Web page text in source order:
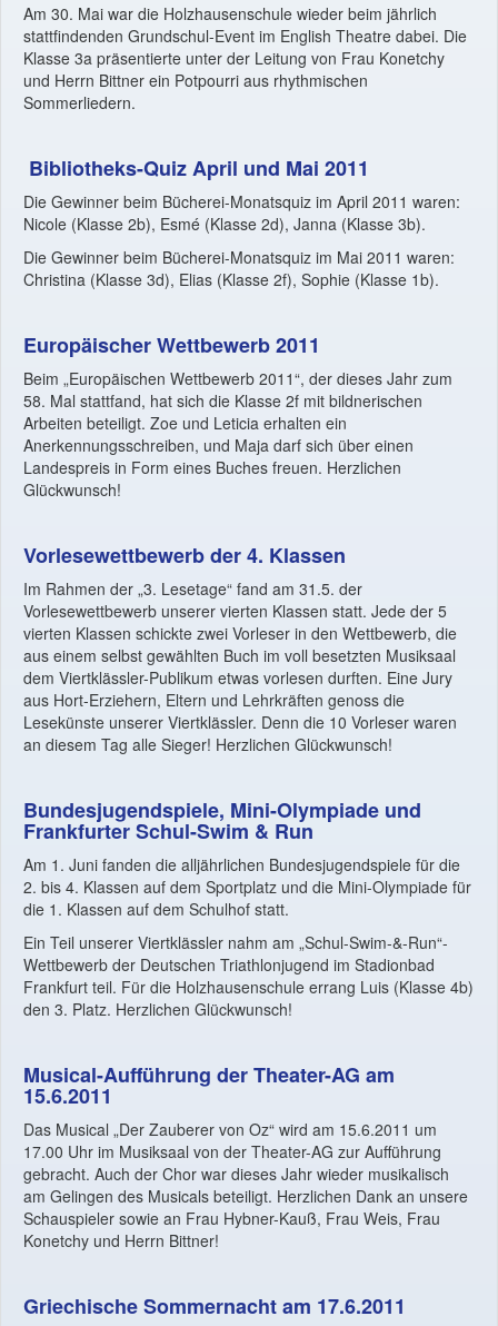
Am 30. Mai war die Holzhausenschule wieder beim jährlich
stattfindenden Grundschul-Event im English Theatre dabei. Die
Klasse 3a präsentierte unter der Leitung von Frau Konetchy
und Herrn Bittner ein Potpourri aus rhythmischen
Sommerliedern.
Bibliotheks-Quiz April und Mai 2011
Die Gewinner beim Bücherei-Monatsquiz im April 2011 waren:
Nicole (Klasse 2b), Esmé (Klasse 2d), Janna (Klasse 3b).
Die Gewinner beim Bücherei-Monatsquiz im Mai 2011 waren:
Christina (Klasse 3d), Elias (Klasse 2f), Sophie (Klasse 1b).
Europäischer Wettbewerb 2011
Beim „Europäischen Wettbewerb 2011“, der dieses Jahr zum
58. Mal stattfand, hat sich die Klasse 2f mit bildnerischen
Arbeiten beteiligt. Zoe und Leticia erhalten ein
Anerkennungsschreiben, und Maja darf sich über einen
Landespreis in Form eines Buches freuen. Herzlichen
Glückwunsch!
Vorlesewettbewerb der 4. Klassen
Im Rahmen der „3. Lesetage“ fand am 31.5. der
Vorlesewettbewerb unserer vierten Klassen statt. Jede der 5
vierten Klassen schickte zwei Vorleser in den Wettbewerb, die
aus einem selbst gewählten Buch im voll besetzten Musiksaal
dem Viertklässler-Publikum etwas vorlesen durften. Eine Jury
aus Hort-Erziehern, Eltern und Lehrkräften genoss die
Lesekünste unserer Viertklässler. Denn die 10 Vorleser waren
an diesem Tag alle Sieger! Herzlichen Glückwunsch!
Bundesjugendspiele, Mini-Olympiade und
Frankfurter Schul-Swim & Run
Am 1. Juni fanden die alljährlichen Bundesjugendspiele für die
2. bis 4. Klassen auf dem Sportplatz und die Mini-Olympiade für
die 1. Klassen auf dem Schulhof statt.
Ein Teil unserer Viertklässler nahm am „Schul-Swim-&-Run“-
Wettbewerb der Deutschen Triathlonjugend im Stadionbad
Frankfurt teil. Für die Holzhausenschule errang Luis (Klasse 4b)
den 3. Platz. Herzlichen Glückwunsch!
Musical-Aufführung der Theater-AG am
15.6.2011
Das Musical „Der Zauberer von Oz“ wird am 15.6.2011 um
17.00 Uhr im Musiksaal von der Theater-AG zur Aufführung
gebracht. Auch der Chor war dieses Jahr wieder musikalisch
am Gelingen des Musicals beteiligt. Herzlichen Dank an unsere
Schauspieler sowie an Frau Hybner-Kauß, Frau Weis, Frau
Konetchy und Herrn Bittner!
Griechische Sommernacht am 17.6.2011